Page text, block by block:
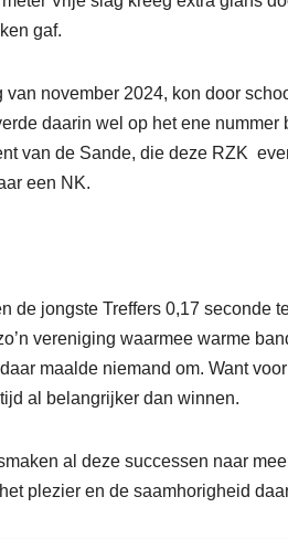
gaf.
november 2024, kon door
daarin wel op het ene
van de Sande, die deze RZK
een NK.
de jongste Treffers 0,17 seconde
vereniging waarmee warme
maalde niemand om. Want
al belangrijker dan winnen.
al deze successen naar
plezier en de saamhorigheid